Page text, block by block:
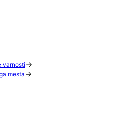
varnosti
mesta